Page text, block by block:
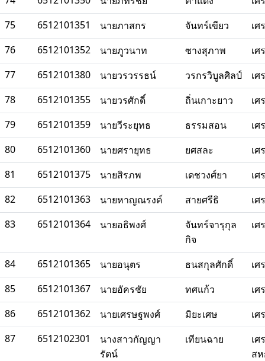
75
6512101351 นายภาสกร จันทร์เขียว
เ
76
6512101352 นายภูวนาท ซางสุภาพ
เ
77
6512101380 นายวรวรรธน์ วรกรวิบูลศิลป์
เ
78
6512101355 นายวรศักดิ์ ถิ่นเกาะยาว
เ
79
6512101359 นายวีระยุทธ ธรรมสอน
เ
80
6512101360 นายศรายุทธ ยศสละ
เ
81
6512101375 นายสิรภพ เดชวงศ์ยา
เ
82
6512101363 นายหาญณรงค์ สายศรีธิ
เ
83
6512101364 นายอธิพงศ์
จันทร์จารุกุล
กิจ
เ
84 6512101365 นายอนุตร ธนสกุลศักดิ์
เ
85
6512101367 นายอัครชัย ทศแก้ว
เ
86
6512101362 นายเศรษฐพงศ์ มิยะเศษ
เ
87
6512102301
นางสาวกัญญา
รัตน์
เทียนฉาย
เ
ส